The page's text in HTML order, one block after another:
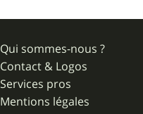
Qui sommes-nous ?
Contact & Logos
Services pros
Mentions légales